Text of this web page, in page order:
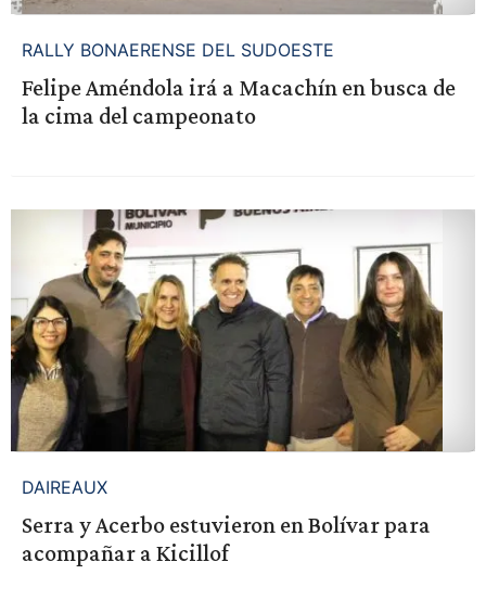
RALLY BONAERENSE DEL SUDOESTE
Felipe Améndola irá a Macachín en busca de
la cima del campeonato
DAIREAUX
Serra y Acerbo estuvieron en Bolívar para
acompañar a Kicillof